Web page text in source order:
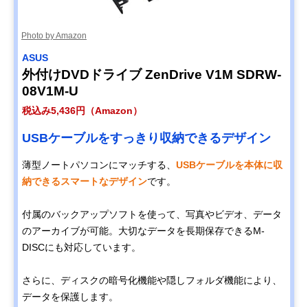
Photo by Amazon
ASUS
外付けDVDドライブ ZenDrive V1M SDRW-
08V1M-U
税込み5,436円（Amazon）
USBケーブルをすっきり収納できるデザイン
薄型ノートパソコンにマッチする、 USBケーブルを本体に収
納できるスマートなデザインです。
付属のバックアップソフトを使って、写真やビデオ、データ
のアーカイブが可能。大切なデータを長期保存できるM-
DISCにも対応しています。
さらに、ディスクの暗号化機能や隠しフォルダ機能により、
データを保護します。